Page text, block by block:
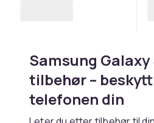
Samsung Galaxy
tilbehør –
telefonen din